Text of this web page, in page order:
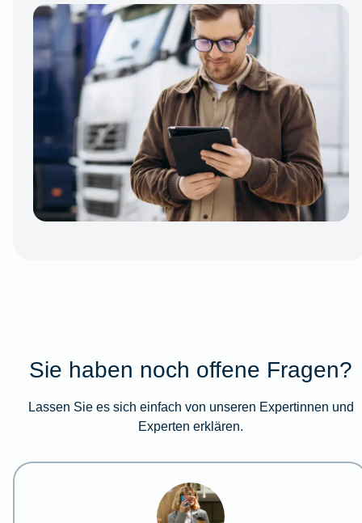
Sie haben noch offene Fragen?
Lassen Sie es sich einfach von unseren Expertinnen und
Experten erklären.